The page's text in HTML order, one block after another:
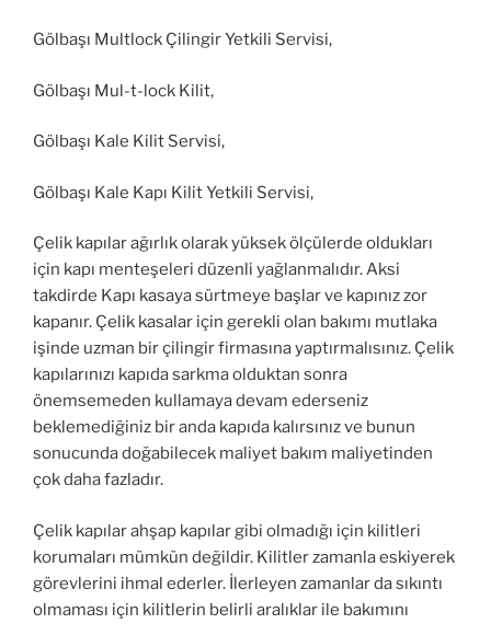
Gölbaşı Multlock Çilingir Yetkili Servisi,
Gölbaşı Mul-t-lock Kilit,
Gölbaşı Kale Kilit Servisi,
Gölbaşı Kale Kapı Kilit Yetkili Servisi,
Çelik kapılar ağırlık olarak yüksek ölçülerde oldukları
için kapı menteşeleri düzenli yağlanmalıdır. Aksi
takdirde Kapı kasaya sürtmeye başlar ve kapınız zor
kapanır. Çelik kasalar için gerekli olan bakımı mutlaka
işinde uzman bir çilingir firmasına yaptırmalısınız. Çelik
kapılarınızı kapıda sarkma olduktan sonra
önemsemeden kullamaya devam ederseniz
beklemediğiniz bir anda kapıda kalırsınız ve bunun
sonucunda doğabilecek maliyet bakım maliyetinden
çok daha fazladır.
Çelik kapılar ahşap kapılar gibi olmadığı için kilitleri
korumaları mümkün değildir. Kilitler zamanla eskiyerek
görevlerini ihmal ederler. İlerleyen zamanlar da sıkıntı
olmaması için kilitlerin belirli aralıklar ile bakımını